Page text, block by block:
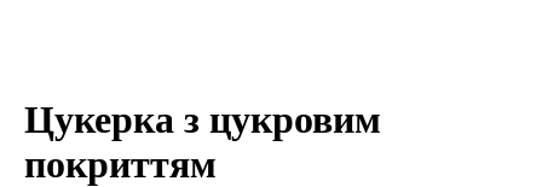
Цукерка з цукровим
покриттям